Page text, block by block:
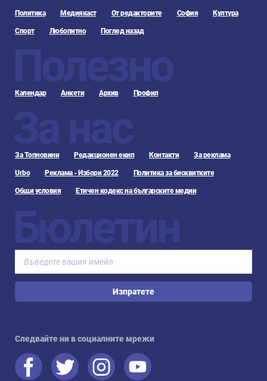
Политика Медиякаст От редакторите София Култура
Спорт Любопитно Поглед назад
Полезно
Календар Анкети Архив Профил
За нас
За Топновини Редакционен екип Контакти За реклама
Urbo Реклама - Избори 2022 Политика за бисквитките
Общи условия Етичен кодекс на българските медии
Бюлетин
Изпратете
Следвайте ни в социалните мрежи